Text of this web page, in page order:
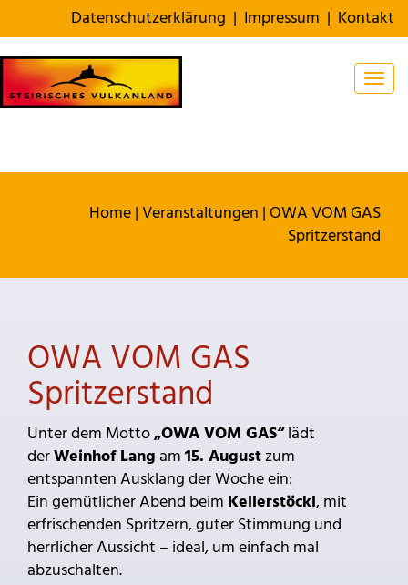
Datenschutzerklärung | Impressum | Kontakt
Home|Veranstaltungen |OWA VOM GAS
Spritzerstand
OWA VOM GAS
Spritzerstand
Unter dem Motto„OWA VOM GAS“lädt
derWeinhof Langam15. Augustzum
entspannten Ausklang der Woche ein:
Ein gemütlicher Abend beim Kellerstöckl, mit
erfrischenden Spritzern, guter Stimmung und
herrlicher Aussicht – ideal, um einfach mal
abzuschalten.